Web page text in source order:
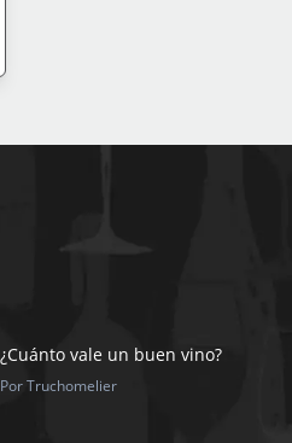
¿Cuánto vale un buen vino?
Por Truchomelier